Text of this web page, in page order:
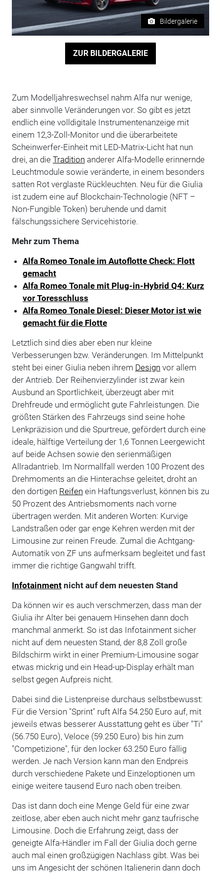
Bildergalerie
ZUR BILDERGALERIE
Zum Modelljahreswechsel nahm Alfa nur wenige,
aber sinnvolle Veränderungen vor. So gibt es jetzt
endlich eine volldigitale Instrumentenanzeige mit
einem 12,3-Zoll-Monitor und die überarbeitete
Scheinwerfer-Einheit mit LED-Matrix-Licht hat nun
drei, an die Tradition anderer Alfa-Modelle erinnernde
Leuchtmodule sowie veränderte, in einem besonders
satten Rot verglaste Rückleuchten. Neu für die Giulia
ist zudem eine auf Blockchain-Technologie (NFT –
Non-Fungible Token) beruhende und damit
fälschungssichere Servicehistorie.
Mehr zum Thema
Alfa Romeo Tonale im Autoflotte Check: Flott
gemacht
Alfa Romeo Tonale mit Plug-in-Hybrid Q4: Kurz
vor Toresschluss
Alfa Romeo Tonale Diesel: Dieser Motor ist wie
gemacht für die Flotte
Letztlich sind dies aber eben nur kleine
Verbesserungen bzw. Veränderungen. Im Mittelpunkt
steht bei einer Giulia neben ihrem Design vor allem
der Antrieb. Der Reihenvierzylinder ist zwar kein
Ausbund an Sportlichkeit, überzeugt aber mit
Drehfreude und ermöglicht gute Fahrleistungen. Die
größten Stärken des Fahrzeugs sind seine hohe
Lenkpräzision und die Spurtreue, gefördert durch eine
ideale, hälftige Verteilung der 1,6 Tonnen Leergewicht
auf beide Achsen sowie den serienmäßigen
Allradantrieb. Im Normallfall werden 100 Prozent des
Drehmoments an die Hinterachse geleitet, droht an
den dortigen Reifen ein Haftungsverlust, können bis zu
50 Prozent des Antriebsmoments nach vorne
übertragen werden. Mit anderen Worten: Kurvige
Landstraßen oder gar enge Kehren werden mit der
Limousine zur reinen Freude. Zumal die Achtgang-
Automatik von ZF uns aufmerksam begleitet und fast
immer die richtige Gangwahl trifft.
Infotainmentnicht auf dem neuesten Stand
Da können wir es auch verschmerzen, dass man der
Giulia ihr Alter bei genauem Hinsehen dann doch
manchmal anmerkt. So ist das Infotainment sicher
nicht auf dem neuesten Stand, der 8,8 Zoll große
Bildschirm wirkt in einer Premium-Limousine sogar
etwas mickrig und ein Head-up-Display erhält man
selbst gegen Aufpreis nicht.
Dabei sind die Listenpreise durchaus selbstbewusst:
Für die Version "Sprint" ruft Alfa 54.250 Euro auf, mit
jeweils etwas besserer Ausstattung geht es über "Ti"
(56.750 Euro), Veloce (59.250 Euro) bis hin zum
"Competizione", für den locker 63.250 Euro fällig
werden. Je nach Version kann man den Endpreis
durch verschiedene Pakete und Einzeloptionen um
einige weitere tausend Euro nach oben treiben.
Das ist dann doch eine Menge Geld für eine zwar
zeitlose, aber eben auch nicht mehr ganz taufrische
Limousine. Doch die Erfahrung zeigt, dass der
geneigte Alfa-Händler im Fall der Giulia doch gerne
auch mal einen großzügigen Nachlass gibt. Was bei
uns im Angesicht der schönen Italienerin dann doch